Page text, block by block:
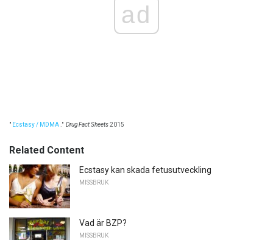
ad
" Ecstasy / MDMA." Drug Fact Sheets2015
Related Content
Ecstasy kan skada fetusutveckling
MISSBRUK
Vad är BZP?
MISSBRUK